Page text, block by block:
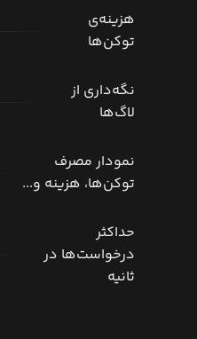
هزینه‌ی
توکن‌ها
نگه‌داری از
لاگ‌ها
نمودار مصرف
توکن‌ها، هزینه و...
حداکثر
درخواست‌ها در
ثانیه